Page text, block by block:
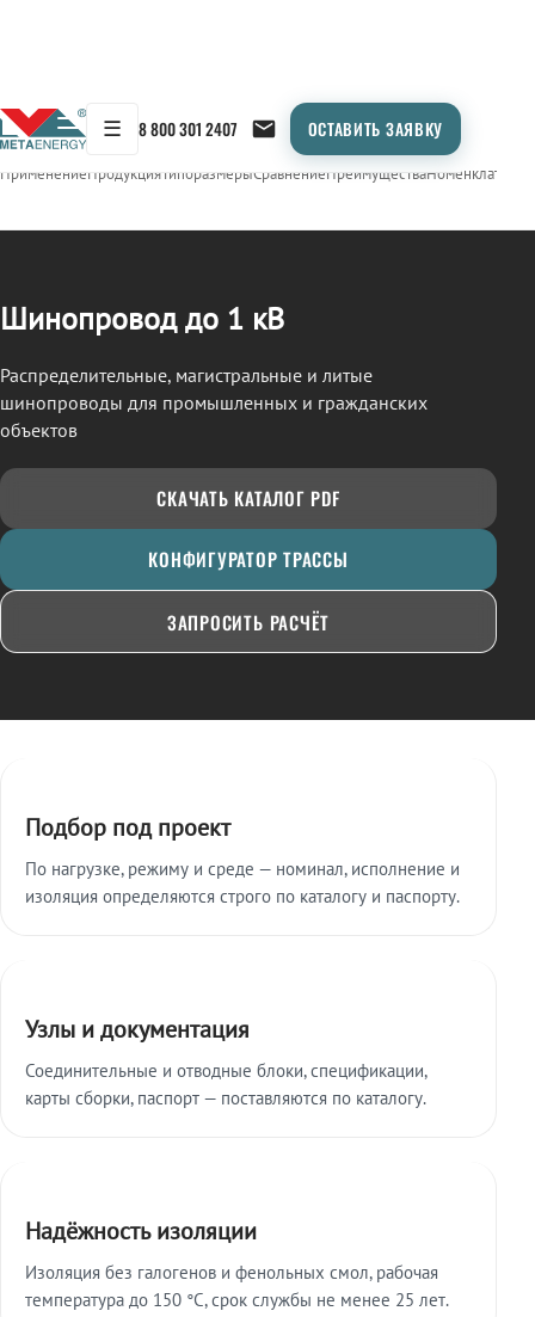
☰ 8 800 301 2407 ОСТАВИТЬ ЗАЯВКУ
← Продукция/ШИНОПРОВОД
ПрименениеПродукцияТипоразмерыСравнениеПреимуществаНоменклатура
Шинопровод до 1 кВ
Распределительные, магистральные и литые
шинопроводы для промышленных и гражданских
объектов
СКАЧАТЬ КАТАЛОГ PDF
КОНФИГУРАТОР ТРАССЫ
ЗАПРОСИТЬ РАСЧЁТ
Подбор под проект
По нагрузке, режиму и среде — номинал, исполнение и
изоляция определяются строго по каталогу и паспорту.
Узлы и документация
Соединительные и отводные блоки, спецификации,
карты сборки, паспорт — поставляются по каталогу.
Надёжность изоляции
Изоляция без галогенов и фенольных смол, рабочая
температура до 150 °C, срок службы не менее 25 лет.